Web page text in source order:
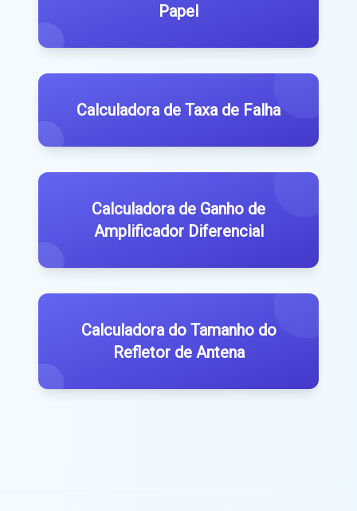
Papel
Calculadora de Taxa de Falha
Calculadora de Ganho de
Amplificador Diferencial
Calculadora do Tamanho do
Refletor de Antena